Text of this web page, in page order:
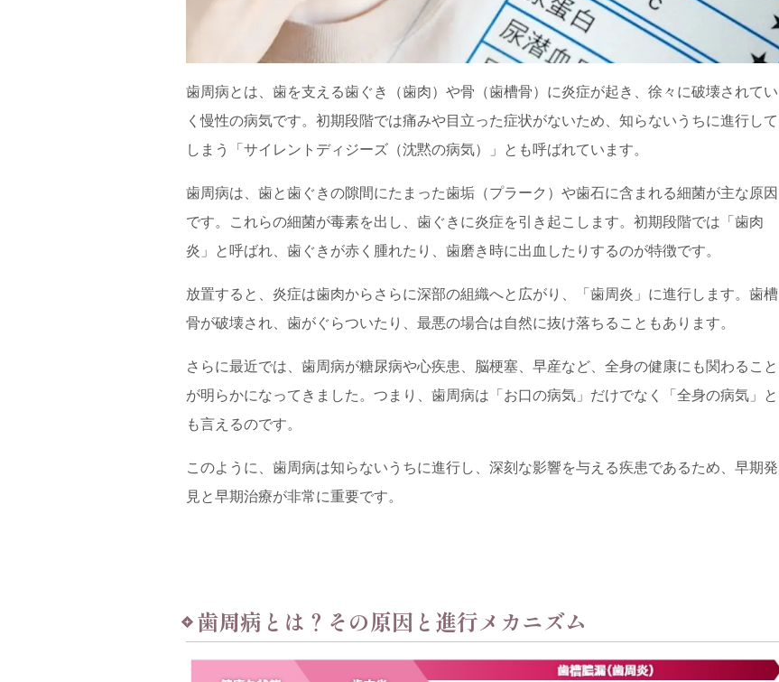
歯周病とは、歯を支える歯ぐき（歯肉）や骨（歯槽骨）に炎症が起き、徐々に破壊されてい
く慢性の病気です。初期段階では痛みや目立った症状がないため、知らないうちに進行して
しまう「サイレントディジーズ（沈黙の病気）」とも呼ばれています。
歯周病は、歯と歯ぐきの隙間にたまった歯垢（プラーク）や歯石に含まれる細菌が主な原因
です。これらの細菌が毒素を出し、歯ぐきに炎症を引き起こします。初期段階では「歯肉
炎」と呼ばれ、歯ぐきが赤く腫れたり、歯磨き時に出血したりするのが特徴です。
放置すると、炎症は歯肉からさらに深部の組織へと広がり、「歯周炎」に進行します。歯槽
骨が破壊され、歯がぐらついたり、最悪の場合は自然に抜け落ちることもあります。
さらに最近では、歯周病が糖尿病や心疾患、脳梗塞、早産など、全身の健康にも関わること
が明らかになってきました。つまり、歯周病は「お口の病気」だけでなく「全身の病気」と
も言えるのです。
このように、歯周病は知らないうちに進行し、深刻な影響を与える疾患であるため、早期発
見と早期治療が非常に重要です。
歯周病とは？その原因と進行メカニズム